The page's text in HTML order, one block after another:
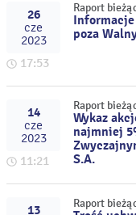
26
cze
2023
17:53
Raport
poza
14
cze
2023
11:21
Raport
Wykaz
najmniej
S.A.
13
Raport